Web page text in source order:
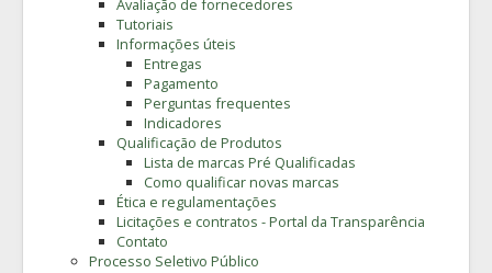
Avaliação de fornecedores
Tutoriais
Informações úteis
Entregas
Pagamento
Perguntas frequentes
Indicadores
Qualificação de Produtos
Lista de marcas Pré Qualificadas
Como qualificar novas marcas
Ética e regulamentações
Licitações e contratos - Portal da Transparência
Contato
Processo Seletivo Público